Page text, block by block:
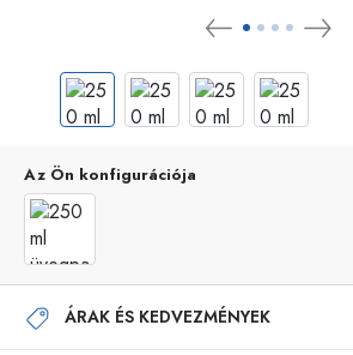
Az Ön konfigurációja
ÁRAK ÉS KEDVEZMÉNYEK